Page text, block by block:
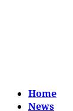
Home
News